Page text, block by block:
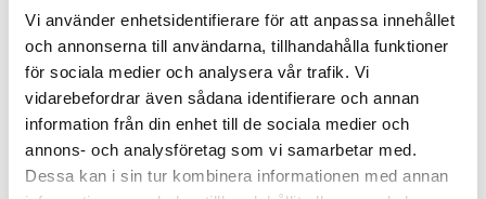
Vi använder enhetsidentifierare för att anpassa innehållet
och annonserna till användarna, tillhandahålla funktioner
för sociala medier och analysera vår trafik. Vi
vidarebefordrar även sådana identifierare och annan
information från din enhet till de sociala medier och
annons- och analysföretag som vi samarbetar med.
Dessa kan i sin tur kombinera informationen med annan
Ring utbildaren
0582-838 00
Epost
yrkesutbildning@asbro.se
Anläggningsmontör Storkraftnät